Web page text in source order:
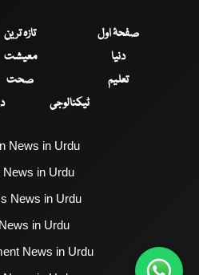
صفحۂ اول تازہ ترین
دنیا
معیشت
تعلیم
صحت
ٹیکنالوجی
News in Urdu
News in Urdu
News in Urdu
in Urdu
News in Urdu